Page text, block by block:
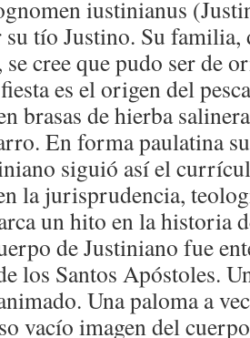
iustinianus
su tío Justino. Su
cree que pudo ser de
es el origen del
brasas de hierba
En forma paulatina
siguió así el
la jurisprudencia,
un hito en la historia
de Justiniano fue
los Santos Apóstoles.
Una paloma a
vacío imagen del